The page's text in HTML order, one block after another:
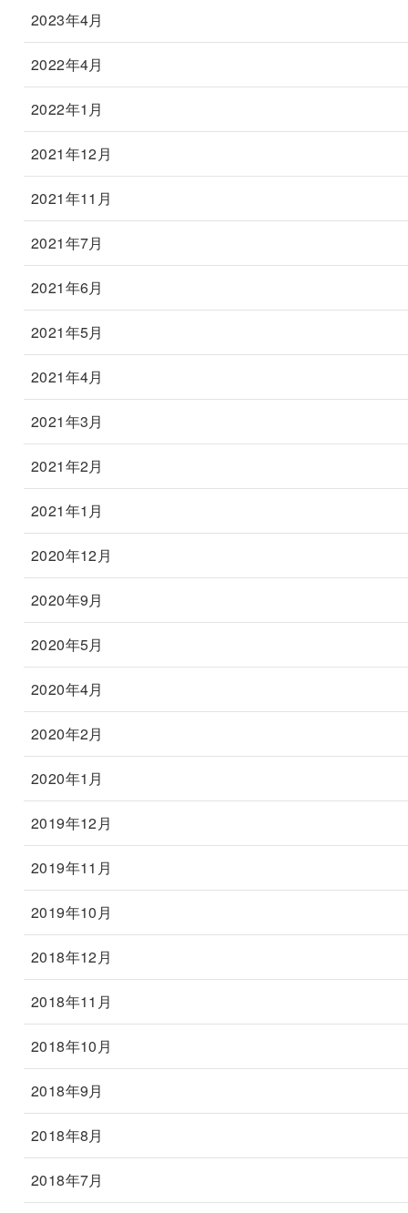
2023年4月
2022年4月
2022年1月
2021年12月
2021年11月
2021年7月
2021年6月
2021年5月
2021年4月
2021年3月
2021年2月
2021年1月
2020年12月
2020年9月
2020年5月
2020年4月
2020年2月
2020年1月
2019年12月
2019年11月
2019年10月
2018年12月
2018年11月
2018年10月
2018年9月
2018年8月
2018年7月